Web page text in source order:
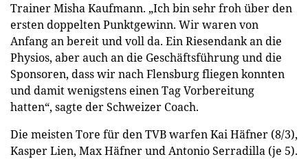
Trainer Misha Kaufmann. „Ich bin sehr froh über den
ersten doppelten Punktgewinn. Wir waren von
Anfang an bereit und voll da. Ein Riesendank an die
Physios, aber auch an die Geschäftsführung und die
Sponsoren, dass wir nach Flensburg fliegen konnten
und damit wenigstens einen Tag Vorbereitung
hatten“, sagte der Schweizer Coach.
Die meisten Tore für den TVB warfen Kai Häfner (8/3),
Kasper Lien, Max Häfner und Antonio Serradilla (je 5).